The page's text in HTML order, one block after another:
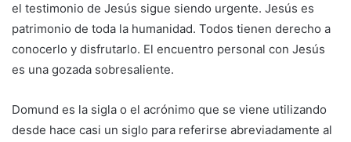
el testimonio de Jesús sigue siendo urgente. Jesús es
patrimonio de toda la humanidad. Todos tienen derecho a
conocerlo y disfrutarlo. El encuentro personal con Jesús
es una gozada sobresaliente.
Domund es la sigla o el acrónimo que se viene utilizando
desde hace casi un siglo para referirse abreviadamente al